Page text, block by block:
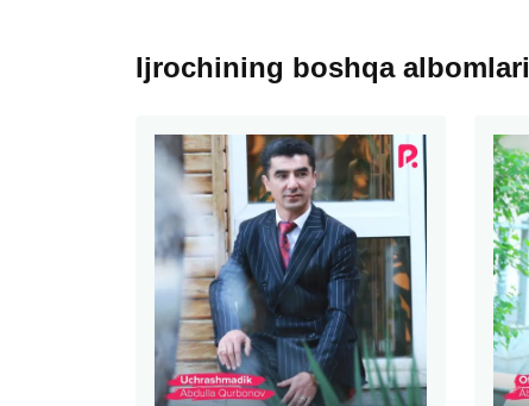
Ijrochining boshqa albomlari